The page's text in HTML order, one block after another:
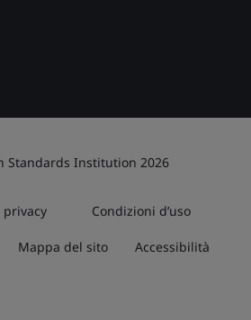
Standards Institution 2026
Condizioni d’uso
Mappa del sito Accessibilità